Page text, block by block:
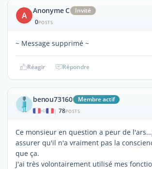
A Anonyme C
Invité
0POSTS
~ Message supprimé ~
Réagir Répondre
benou73160 Membre actif
| 78POSTS
Ce monsieur en question a peur de
assurer qu'il n'a vraiment pas la
que ça.
J'ai très volontairement utilisé mes